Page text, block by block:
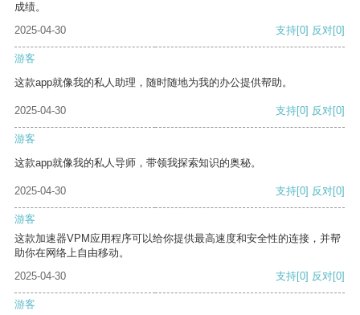
成绩。
2025-04-30
支持[0] 反对[0]
游客
这款app就像我的私人助理，随时随地为我的办公提供帮助。
2025-04-30 支持[0] 反对[0]
游客
这款app就像我的私人导师，带领我探索知识的奥秘。
2025-04-30 支持[0] 反对[0]
游客
这款加速器VPM应用程序可以给你提供最高速度和安全性的连接，并帮
助你在网络上自由移动。
2025-04-30
支持[0] 反对[0]
游客